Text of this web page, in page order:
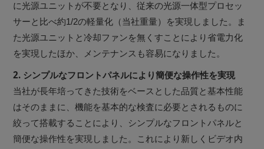
に光源ユニットが不要となり、従来の光源一体型プロセッ
サーと比べ約1/2の軽量化（当社重量）を実現しました。ま
た光源ユニットと冷却ファンを無くすことにより省電力化
を実現したほか、メンテナンスも容易になりました。
2. シンプルなフロントパネルにより簡便な操作性を実現
当社が長年培ってきた技術をベースとした品質と基本性能
はそのままに、機能を基本的な検査に必要とされるものに
絞って搭載することにより、シンプルなフロントパネルと
簡便な操作性を実現しました。これにより新しくビデオ内